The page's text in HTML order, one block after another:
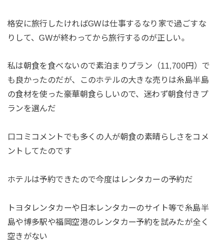
格安に旅行したければGWは仕事するなり家で過ごすな
りして、GWが終わってから旅行するのが正しい。
私は朝食を食べないので素泊まりプラン（11,700円）で
も良かったのだが、このホテルの大きな売りは糸島半島
の食材を使った豪華朝食らしいので、迷わず朝食付きプ
ランを選んだ
口コミコメントでも多くの人が朝食の素晴らしさをコメ
ントしてたのです
ホテルは予約できたので今度はレンタカーの予約だ
トヨタレンタカーや日本レンタカーのサイト等で糸島半
島や博多駅や福岡空港のレンタカー予約を試みたが全く
空きがない